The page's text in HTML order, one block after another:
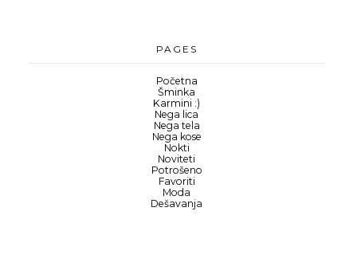
PAGES
Početna
Šminka
Karmini :)
Nega lica
Nega tela
Nega kose
Nokti
Noviteti
Potrošeno
Favoriti
Moda
Dešavanja